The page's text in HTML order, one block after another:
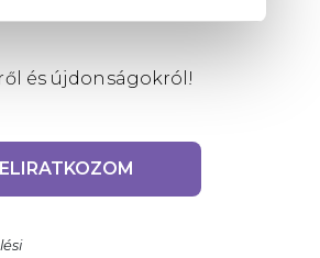
és újdonságokról!